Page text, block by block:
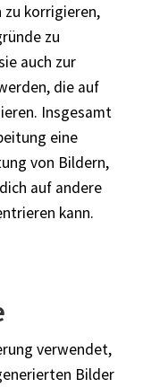
zu korrigieren,
zu
auch zur
die auf
Insgesamt
eine
von Bildern,
auf andere
kann.
verwendet,
Bilder